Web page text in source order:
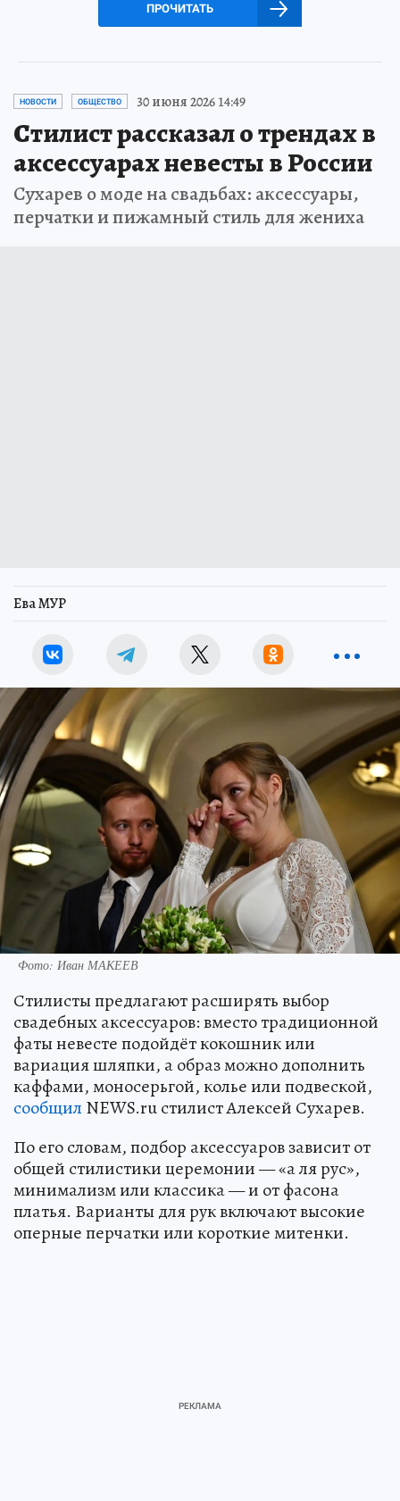
ПРОЧИТАТЬ
НОВОСТИ ОБЩЕСТВО 30 июня 2026 14:49
Стилист рассказал о трендах в
аксессуарах невесты в России
Сухарев о моде на свадьбах: аксессуары,
перчатки и пижамный стиль для жениха
Ева МУР
Фото: Иван МАКЕЕВ
Стилисты предлагают расширять выбор
свадебных аксессуаров: вместо традиционной
фаты невесте подойдёт кокошник или
вариация шляпки, а образ можно дополнить
каффами, моносерьгой, колье или подвеской,
сообщил NEWS.ru стилист Алексей Сухарев.
По его словам, подбор аксессуаров зависит от
общей стилистики церемонии — «а ля рус»,
минимализм или классика — и от фасона
платья. Варианты для рук включают высокие
оперные перчатки или короткие митенки.